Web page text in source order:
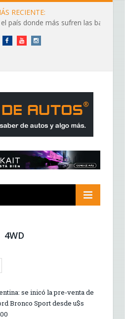
RECIENTE:
país donde más sufren las baterías?
FacebookYouTubeInstagram
4WD
se inicó la pre-venta de
Bronco Sport desde u$s